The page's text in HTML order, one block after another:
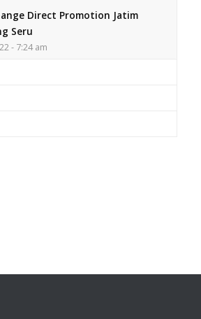
Direct Promotion Jatim
Seru
- 7:24 am